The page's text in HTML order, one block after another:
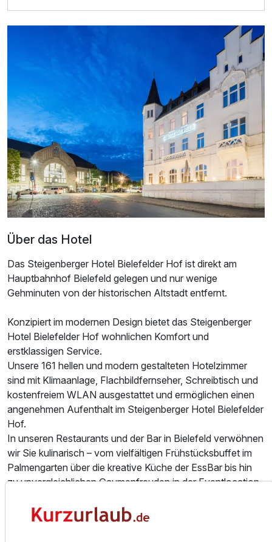
Einzelzimmer
1 Erwachsenen
Ausstattung
Für 2 Tage p.P. ab99,00 €
Über das Hotel
Das Steigenberger Hotel Bielefelder Hof ist direkt am
Hauptbahnhof Bielefeld gelegen und nur wenige
Gehminuten von der historischen Altstadt entfernt.
Konzipiert im modernen Design bietet das Steigenberger
Hotel Bielefelder Hof wohnlichen Komfort und
erstklassigen Service.
Unsere 161 hellen und modern gestalteten Hotelzimmer
sind mit Klimaanlage, Flachbildfernseher, Schreibtisch und
kostenfreiem WLAN ausgestattet und ermöglichen einen
angenehmen Aufenthalt im Steigenberger Hotel Bielefelder
Hof.
In unseren Restaurants und der Bar in Bielefeld verwöhnen
wir Sie kulinarisch – vom vielfältigen Frühstücksbuffet im
Palmengarten über die kreative Küche der EssBar bis hin
zu unvergleichlichen Gaumenfreuden in der Eventlocation
Bielefeld, die charmante Stadt in Nordrhein-Westfalen, hat